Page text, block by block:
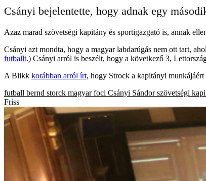
Csányi bejelentette, hogy adnak egy
Azaz marad szövetségi kapitány és sportigazgató is, annak
Csányi azt mondta, hogy a magyar labdarúgás nem ott tart, ahol
futballt.) Csányi arról is beszélt, hogy a következő 3,
A Blikk korábban arról írt, hogy Strock a kapitányi
futball bernd storck magyar foci Csányi Sándor szövetségi
Friss